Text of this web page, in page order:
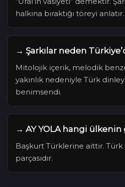
halkına bıraktığı töreyi anlatır.
→ Şarkılar neden
Mitolojik içerik, melodik
yakınlık nedeniyle Türk
benimsendi.
→ AY YOLA hangi
Başkurt Türklerine aittir.
parçasıdır.